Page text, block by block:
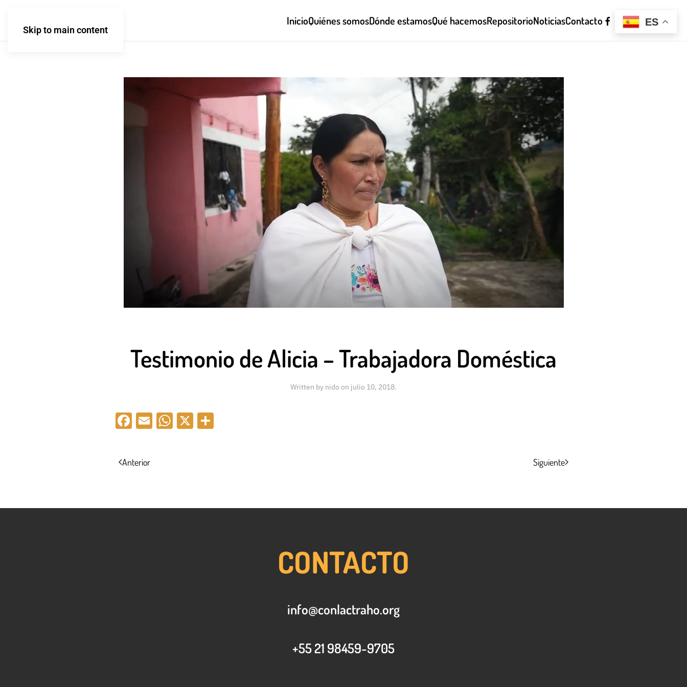
Skip to main content
InicioQuiénes somosDónde estamosQué hacemosRepositorioNoticiasContacto
Testimonio de Alicia – Trabajadora Doméstica
Written by nido on julio 10, 2018.
Facebook
EmailWhatsApp
X
Anterior Siguiente
CONTACTO
info@conlactraho.org
+55 21 98459-9705
ES